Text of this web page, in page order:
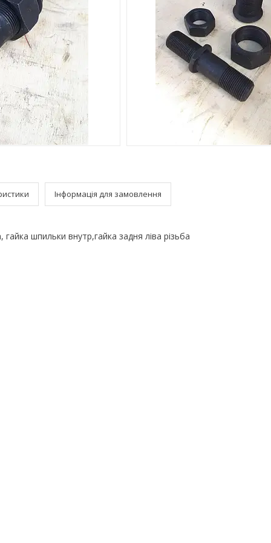
Інформація для замовлення
шпильки внутр,гайка задня ліва різьба